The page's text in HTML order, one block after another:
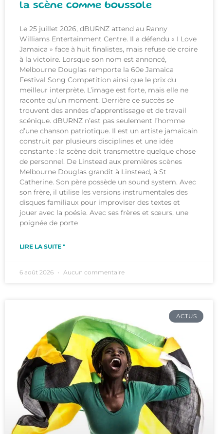
la scène comme boussole
Le 25 juillet 2026, dBURNZ attend au Ranny
Williams Entertainment Centre. Il a défendu « I Love
Jamaica » face à huit finalistes, mais refuse de croire
à la victoire. Lorsque son nom est annoncé,
Melbourne Douglas remporte la 60e Jamaica
Festival Song Competition ainsi que le prix du
meilleur interprète. L’image est forte, mais elle ne
raconte qu’un moment. Derrière ce succès se
trouvent des années d’apprentissage et de travail
scénique. dBURNZ n’est pas seulement l’homme
d’une chanson patriotique. Il est un artiste jamaïcain
construit par plusieurs disciplines et une idée
constante : la scène doit transmettre quelque chose
de personnel. De Linstead aux premières scènes
Melbourne Douglas grandit à Linstead, à St
Catherine. Son père possède un sound system. Avec
son frère, il utilise les versions instrumentales des
disques familiaux pour improviser des textes et
jouer avec la poésie. Avec ses frères et sœurs, une
poignée de porte
LIRE LA SUITE "
6 août 2026 Aucun commentaire
ACTUS